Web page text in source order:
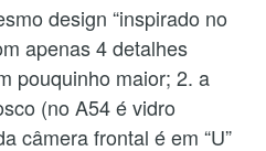
design “inspirado no
apenas 4 detalhes
pouquinho maior; 2. a
(no A54 é vidro
câmera frontal é em “U”